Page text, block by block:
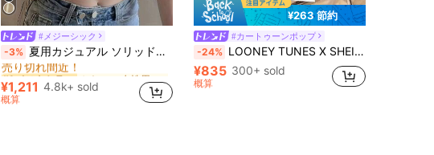
#メジーシック
-3% 夏用カジュアル ソリッドカラー ラッフル クロップトップ スパゲッティストラップ ブラック
#1 ベストセラー
売り切れ間近！
#1 ベストセラー
売り切れ間近！
#1 ベストセラー
売り切れ間近！
#1 ベストセラー かわいい 女性用タンクトップ&キャミス
売り切れ間近！
¥1,211 4.8k+ sold
概算
¥263 節約
#カートゥーンポップ
-24% LOONEY TUNES X SHEIN レディース レター柄 カートゥーンプリント 半袖Tシャツ
¥835 300+ sold
概算